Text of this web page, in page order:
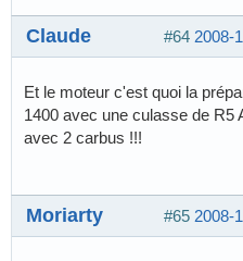
#64 2008-
Claude
Et le moteur c'est quoi la
1400 avec une culasse de R5
avec 2 carbus !!!
#65 2008-
Moriarty